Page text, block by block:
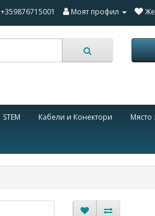
+359876715001 Моят профил
STEM Кабели и Конектори Място